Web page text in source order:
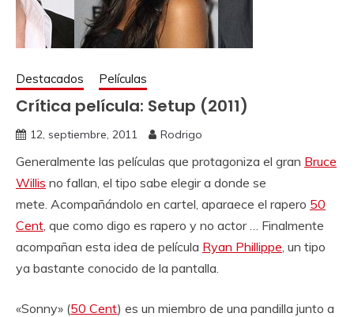
Destacados Películas
Crítica película: Setup (2011)
12, septiembre, 2011 Rodrigo
Generalmente las películas que protagoniza el gran Bruce
Willis no fallan, el tipo sabe elegir a donde se
mete. Acompañándolo en cartel, aparaece el rapero 50
Cent, que como digo es rapero y no actor … Finalmente
acompañan esta idea de película Ryan Phillippe, un tipo
ya bastante conocido de la pantalla.
«Sonny» (50 Cent) es un miembro de una pandilla junto a